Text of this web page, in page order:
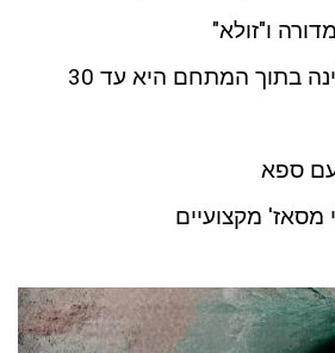
ו"זולא"
הכמות המירבית ללינה בתוך המתחם היא עד 30
עם ספא
מסאז' מקצועיים